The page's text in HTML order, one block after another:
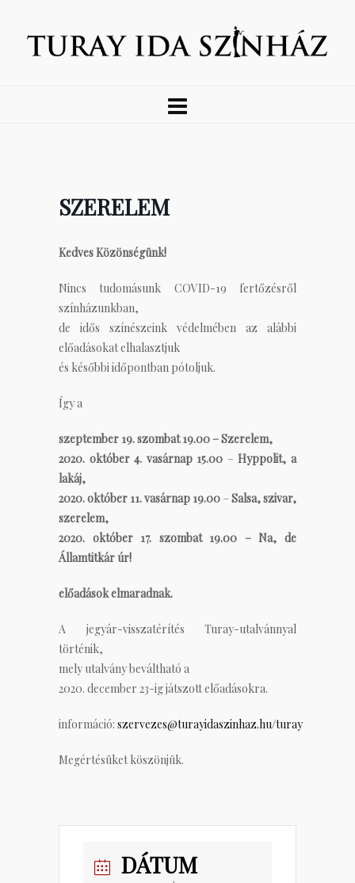
SZERELEM
Kedves Közönségünk!
Nincs tudomásunk COVID-19 fertőzésről
színházunkban,
de idős színészeink védelmében az alábbi
előadásokat elhalasztjuk
és későbbi időpontban pótoljuk.
Így a
szeptember 19. szombat 19.00 – Szerelem,
2020. október 4. vasárnap 15.00 –Hyppolit, a
lakáj,
2020. október 11. vasárnap 19.00 – Salsa, szivar,
szerelem,
2020. október 17. szombat 19.00 – Na, de
Államtitkár úr!
előadások elmaradnak.
A jegyár-visszatérítés Turay-utalvánnyal
történik,
mely utalvány beváltható a
2020. december 23-ig játszott előadásokra.
információ: szervezes@turayidaszinhaz.hu/turay
Megértésüket köszönjük.
DÁTUM